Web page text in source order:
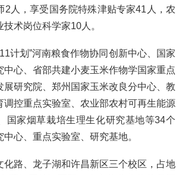
2人，享受国务院特殊津贴专家41人，农
术岗位科学家10人。
计划”河南粮食作物协同创新中心、国家
中心、省部共建小麦玉米作物学国家重点
展研究院、郑州国家玉米改良分中心、教
调控重点实验室、农业部农村可再生能源
国家烟草栽培生理生化研究基地等34个
心、重点实验室、研究基地。
化路、龙子湖和许昌新区三个校区，占地